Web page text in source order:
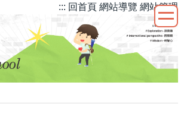
::: 回首頁 網站導覽 網站管理